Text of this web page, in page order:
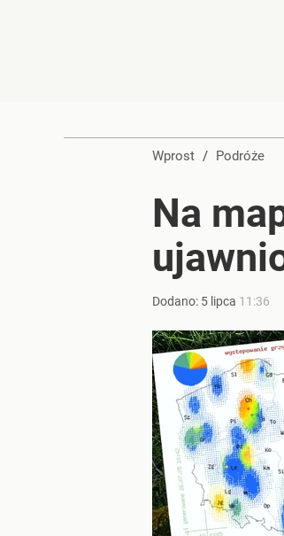
Wprost / Podróże
Na
Dodano: 5 lipca 11:36